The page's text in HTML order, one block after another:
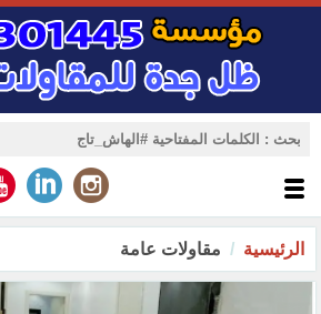
الرئيسية مقاولات عامة